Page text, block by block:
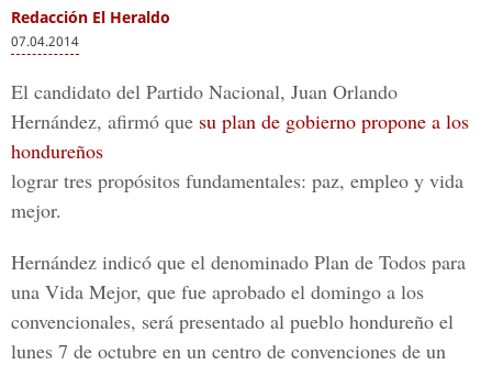
Redacción El Heraldo
07.04.2014
El candidato del Partido Nacional, Juan Orlando
Hernández, afirmó que su plan de gobierno propone a los
hondureños
lograr tres propósitos fundamentales: paz, empleo y vida
mejor.
Hernández indicó que el denominado Plan de Todos para
una Vida Mejor, que fue aprobado el domingo a los
convencionales, será presentado al pueblo hondureño el
lunes 7 de octubre en un centro de convenciones de un